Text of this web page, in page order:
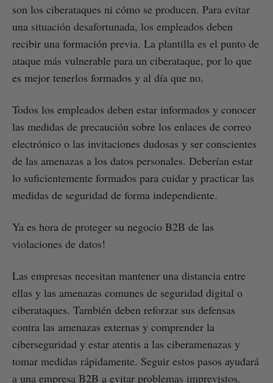
son los ciberataques ni cómo se producen. Para evitar
una situación desafortunada, los empleados deben
recibir una formación previa. La plantilla es el punto de
ataque más vulnerable para un ciberataque, por lo que
es mejor tenerlos formados y al día que no.
Todos los empleados deben estar informados y conocer
las medidas de precaución sobre los enlaces de correo
electrónico o las invitaciones dudosas y ser conscientes
de las amenazas a los datos personales. Deberían estar
lo suficientemente formados para cuidar y practicar las
medidas de seguridad de forma independiente.
Ya es hora de proteger su negocio B2B de las
violaciones de datos!
Las empresas necesitan mantener una distancia entre
ellas y las amenazas comunes de seguridad digital o
ciberataques. También deben reforzar sus defensas
contra las amenazas externas y comprender la
ciberseguridad y estar atentis a las ciberamenazas y
tomar medidas rápidamente. Seguir estos pasos ayudará
a una empresa B2B a evitar problemas imprevistos.